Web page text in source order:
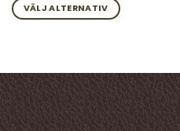
VÄLJ ALTERNATIV
har
flera
varianter.
De